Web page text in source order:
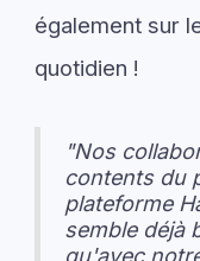
également sur
quotidien !
"Nos
contents du
plateforme
semble déjà
qu'avec